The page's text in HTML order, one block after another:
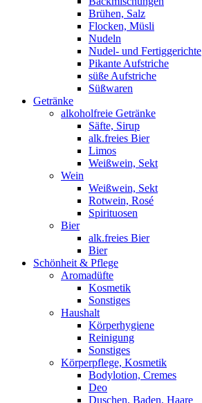
Brühen, Salz
Flocken, Müsli
Nudeln
Nudel- und Fertiggerichte
Pikante Aufstriche
süße Aufstriche
Süßwaren
Getränke
alkoholfreie Getränke
Säfte, Sirup
alk.freies Bier
Limos
Weißwein, Sekt
Wein
Weißwein, Sekt
Rotwein, Rosé
Spirituosen
Bier
alk.freies Bier
Bier
Schönheit & Pflege
Aromadüfte
Kosmetik
Sonstiges
Haushalt
Körperhygiene
Reinigung
Sonstiges
Körperpflege, Kosmetik
Bodylotion, Cremes
Deo
Duschen, Baden, Haare